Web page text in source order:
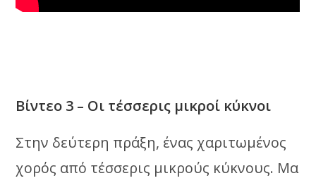
Βίντεο 3 – Οι τέσσερις μικροί κύκνοι
Στην δεύτερη πράξη, ένας χαριτωμένος
χορός από τέσσερις μικρούς κύκνους. Μα